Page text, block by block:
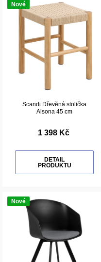
Nové
Scandi Dřevěná stolička
Alsona 45 cm
1 398 Kč
DETAIL
PRODUKTU
Nové